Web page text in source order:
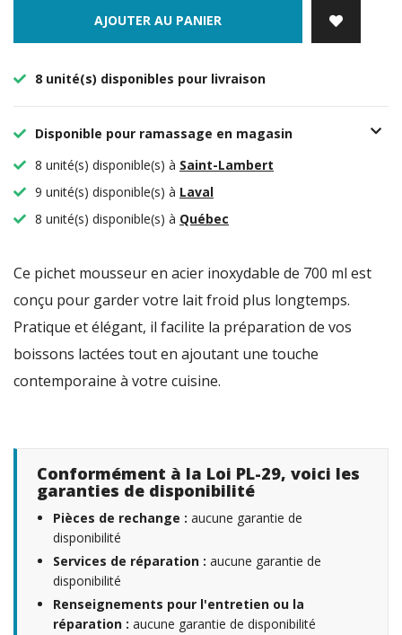
AJOUTER AU PANIER
8 unité(s) disponibles pour livraison
Disponible pour ramassage en magasin
8 unité(s) disponible(s) à Saint-Lambert
9 unité(s) disponible(s) à Laval
8 unité(s) disponible(s) à Québec
Ce pichet mousseur en acier inoxydable de 700 ml est
conçu pour garder votre lait froid plus longtemps.
Pratique et élégant, il facilite la préparation de vos
boissons lactées tout en ajoutant une touche
contemporaine à votre cuisine.
Conformément à la Loi PL-29, voici les
garanties de disponibilité
Pièces de rechange : aucune garantie de
disponibilité
Services de réparation : aucune garantie de
disponibilité
Renseignements pour l'entretien ou la
réparation : aucune garantie de disponibilité